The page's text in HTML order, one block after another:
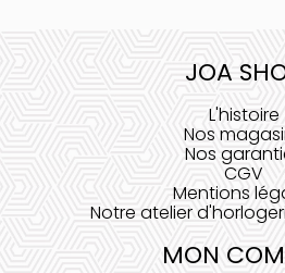
JOA
L'histoire
Nos
Nos
CGV
Mentions
Notre atelier
MON